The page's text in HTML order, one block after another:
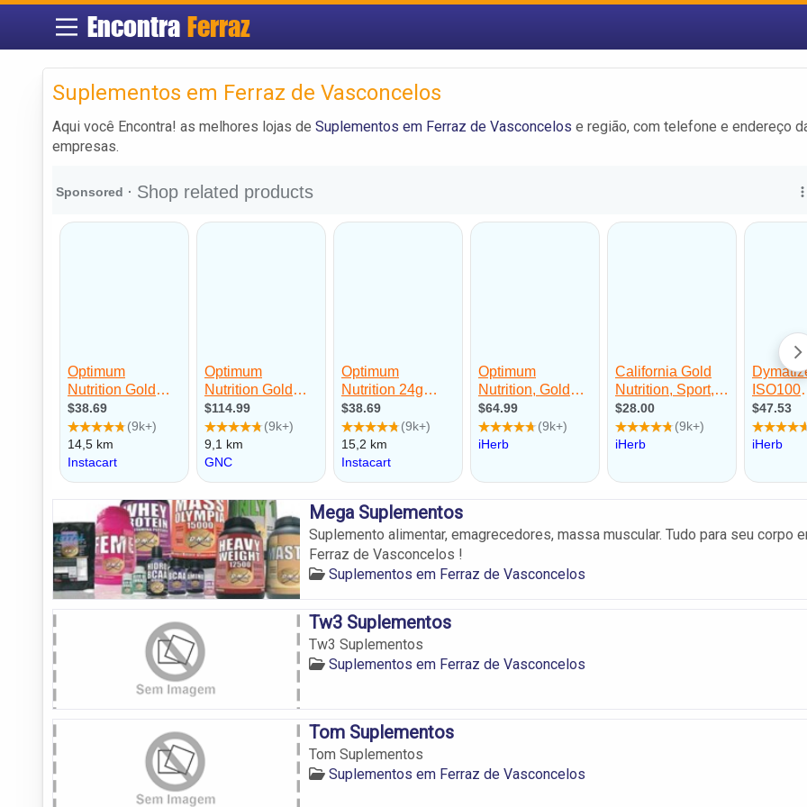
EncontraFerraz
Suplementos em Ferraz de Vasconcelos
Aqui você Encontra! as melhores lojas de Suplementos em Ferraz de Vasconcelos e região, com telefone e endereço
empresas.
Mega Suplementos
Suplemento alimentar, emagrecedores, massa muscular. Tudo para seu corpo
Ferraz de Vasconcelos !
Suplementos em Ferraz de Vasconcelos
Tw3 Suplementos
Tw3 Suplementos
Suplementos em Ferraz de Vasconcelos
Tom Suplementos
Tom Suplementos
Suplementos em Ferraz de Vasconcelos